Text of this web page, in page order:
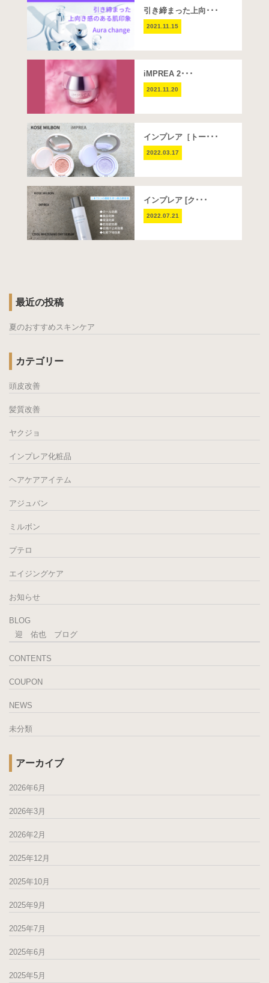
引き締まった上向･･･
2021.11.15
iMPREA 2･･･
2021.11.20
インプレア［トー･･･
2022.03.17
インプレア [ク･･･
2022.07.21
最近の投稿
夏のおすすめスキンケア
カテゴリー
頭皮改善
髪質改善
ヤクジョ
インプレア化粧品
ヘアケアアイテム
アジュバン
ミルボン
プテロ
エイジングケア
お知らせ
BLOG
迎 佑也 ブログ
CONTENTS
COUPON
NEWS
未分類
アーカイブ
2026年6月
2026年3月
2026年2月
2025年12月
2025年10月
2025年9月
2025年7月
2025年6月
2025年5月